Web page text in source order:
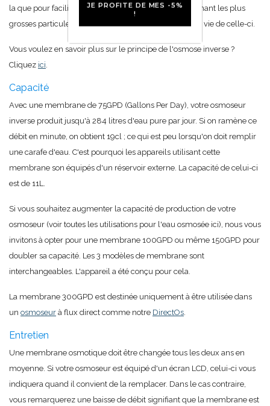
la que pour faciliter le travail de la membrane en retenant les plus
grosses particules. Ils permettent ainsi de prolonger la vie de celle-ci.
Vous voulez en savoir plus sur le principe de l'osmose inverse ?
Cliquez ici
Capacité
Avec une membrane de 75GPD (Gallons Per Day), votre osmoseur
inverse produit jusqu'à 284 litres d'eau pure par jour. Si on ramène ce
débit en minute, on obtient 19cl ; ce qui est peu lorsqu'on doit remplir
une carafe d'eau. C'est pourquoi les appareils utilisant cette
membrane son équipés d'un réservoir externe. La capacité de celui-ci
est de 11L.
Si vous souhaitez augmenter la capacité de production de votre
osmoseur (voir toutes les utilisations pour l'eau osmosée ici), nous vous
invitons à opter pour une membrane 100GPD ou même 150GPD pour
doubler sa capacité. Les 3 modèles de membrane sont
interchangeables. L'appareil a été conçu pour cela.
La membrane 300GPD est destinée uniquement à être utilisée dans
un osmoseur à flux direct comme notre DirectOs
Entretien
Une membrane osmotique doit être changée tous les deux ans en
moyenne. Si votre osmoseur est équipé d'un écran LCD, celui-ci vous
indiquera quand il convient de la remplacer. Dans le cas contraire,
vous remarquerez une baisse de débit signifiant que la membrane est
JE PROFITE DE MES -5%
!